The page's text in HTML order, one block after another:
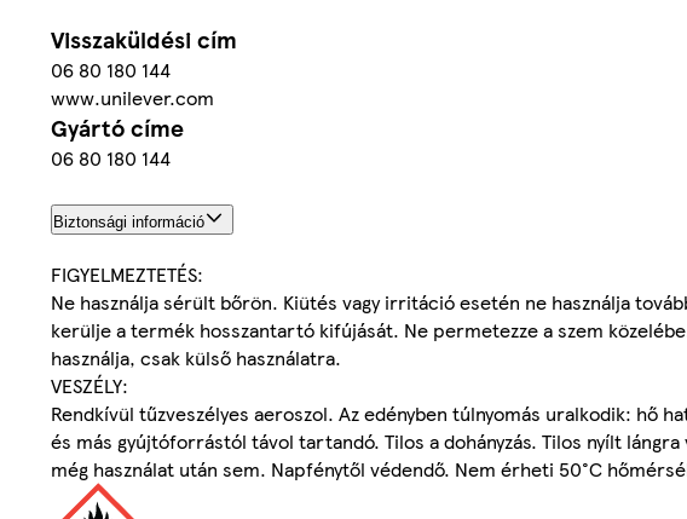
Visszaküldési cím
06 80 180 144
www.unilever.com
Gyártó címe
06 80 180 144
Biztonsági információ
FIGYELMEZTETÉS:
Ne használja sérült bőrön. Kiütés vagy irritáció esetén ne használja
kerülje a termék hosszantartó kifújását. Ne permetezze a szem
használja, csak külső használatra.
VESZÉLY:
Rendkívül tűzveszélyes aeroszol. Az edényben túlnyomás uralkodik:
és más gyújtóforrástól távol tartandó. Tilos a dohányzás. Tilos nyílt
még használat után sem. Napfénytől védendő. Nem érheti 50°C